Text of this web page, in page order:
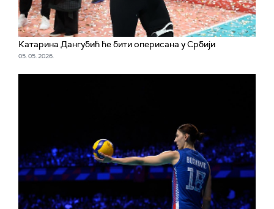
Катарина Дангубић ће бити оперисана у Србији
05. 05. 2026.